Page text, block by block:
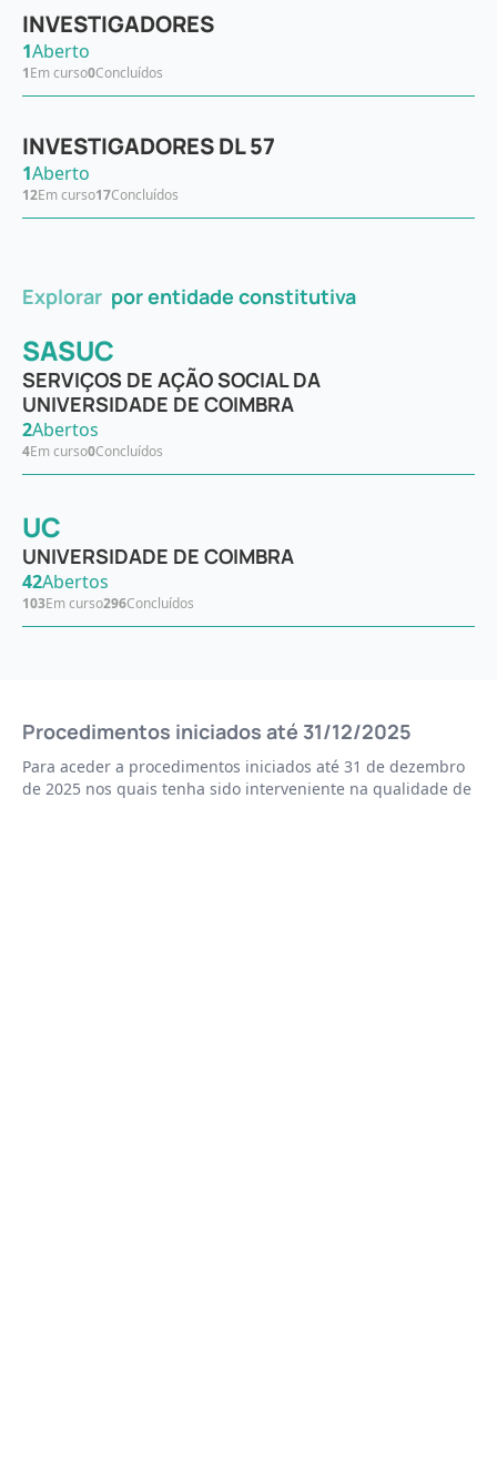
INVESTIGADORES
1Aberto
1Em curso0Concluídos
INVESTIGADORES DL 57
1Aberto
12Em curso17Concluídos
Explorar por entidade constitutiva
SASUC
SERVIÇOS DE AÇÃO SOCIAL DA
UNIVERSIDADE DE COIMBRA
2Abertos
4Em curso0Concluídos
UC
UNIVERSIDADE DE COIMBRA
42Abertos
103Em curso296Concluídos
Procedimentos iniciados até 31/12/2025
Para aceder a procedimentos iniciados até 31 de dezembro
de 2025 nos quais tenha sido interveniente na qualidade de